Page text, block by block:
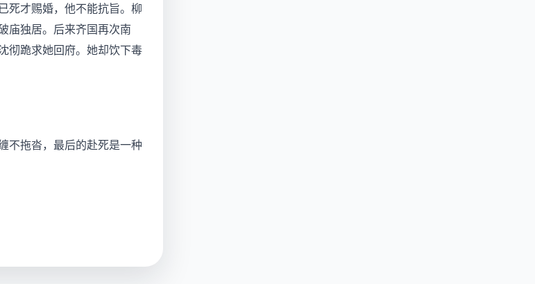
死才赐婚，他不能抗旨。柳
庙独居。后来齐国再次南
彻跪求她回府。她却饮下毒
不拖沓，最后的赴死是一种